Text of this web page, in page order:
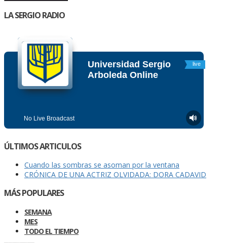
LA SERGIO RADIO
ÚLTIMOS ARTICULOS
Cuando las sombras se asoman por la ventana
CRÓNICA DE UNA ACTRIZ OLVIDADA: DORA CADAVID
MÁS POPULARES
SEMANA
MES
TODO EL TIEMPO